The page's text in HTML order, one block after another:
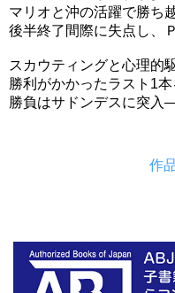
マリオと沖の活躍で勝ち
後半終了間際に失点し
スカウティングと心理的
勝利がかかったラスト1
勝負はサドンデスに突
作